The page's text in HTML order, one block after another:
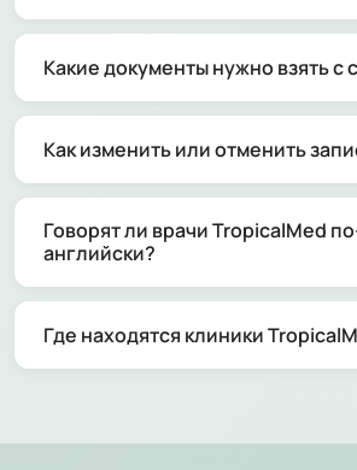
Какие документы нужно взять с
Как изменить или отменить
Говорят ли врачи TropicalMed
английски?
Где находятся клиники